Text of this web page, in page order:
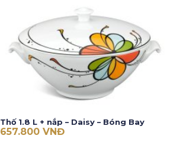
Thố 1.8 L + nắp – Daisy – Bóng Bay
657.800 VNĐ